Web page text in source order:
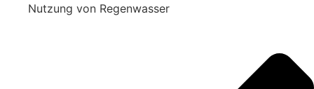
Nutzung von Regenwasser